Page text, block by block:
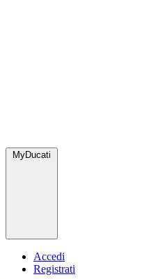
MyDucati
Accedi
Registrati